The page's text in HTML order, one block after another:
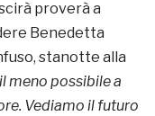
proverà a
Benedetta
stanotte alla
meno possibile a
Vediamo il futuro